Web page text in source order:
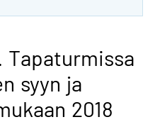
syyn ja
2018